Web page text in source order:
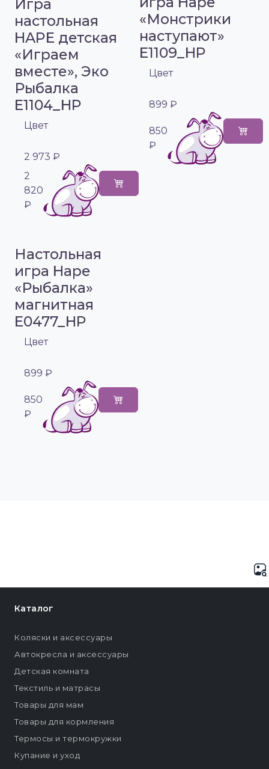
Игра
настольная
HAPE детская
«Играем
вместе», Эко
Рыбалка
E1104_HP
Цвет
2 973 ₽
2
820
₽
«Монстрики
наступают»
E1109_HP
Цвет
899 ₽
850
₽
Настольная
игра Hape
«Рыбалка»
магнитная
E0477_HP
Цвет
899 ₽
850
₽
Каталог
Коляски и аксессуары
Автокресла и аксессуары
Детская комната
Текстиль и матрасы
Товары для мам
Товары для кормления
Термосы и термокружки
Купание и уход